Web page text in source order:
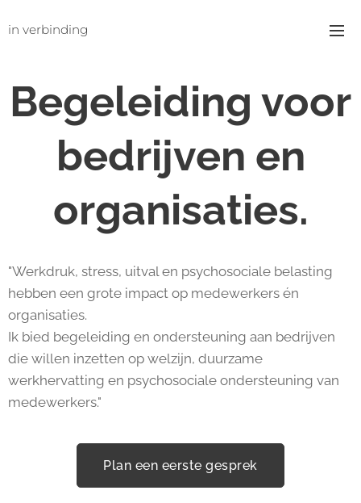
in verbinding
Begeleiding voor
bedrijven en
organisaties.
"Werkdruk, stress, uitval en psychosociale belasting
hebben een grote impact op medewerkers én
organisaties.
Ik bied begeleiding en ondersteuning aan bedrijven
die willen inzetten op welzijn, duurzame
werkhervatting en psychosociale ondersteuning van
medewerkers."
Plan een eerste gesprek